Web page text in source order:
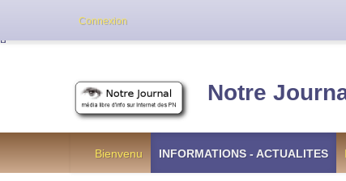
Notre
Bienvenu INFORMATIONS - ACTUALITES
Connexion
Cette version de NotreJournal